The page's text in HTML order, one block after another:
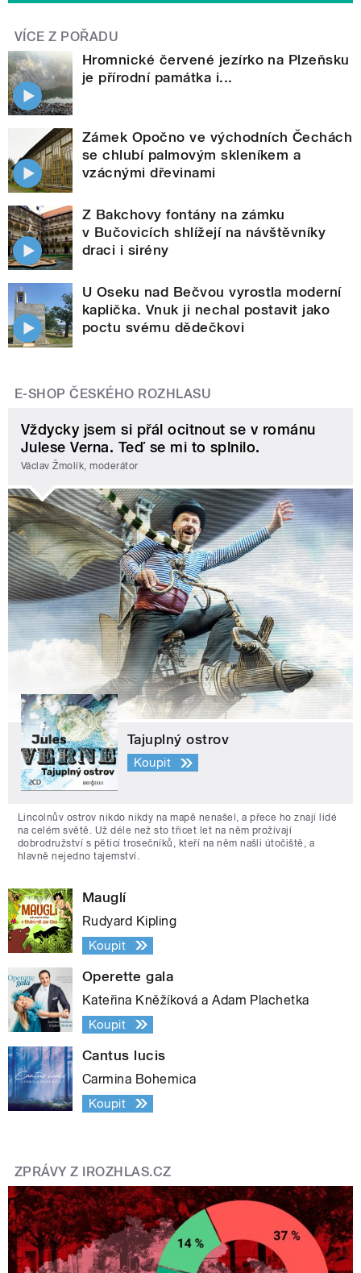
VÍCE Z POŘADU
Hromnické červené jezírko na Plzeňsku
je přírodní památka i...
Zámek Opočno ve východních Čechách
se chlubí palmovým skleníkem a
vzácnými dřevinami
Z Bakchovy fontány na zámku
v Bučovicích shlížejí na návštěvníky
draci i sirény
U Oseku nad Bečvou vyrostla moderní
kaplička. Vnuk ji nechal postavit jako
poctu svému dědečkovi
E-SHOP ČESKÉHO ROZHLASU
Vždycky jsem si přál ocitnout se v románu
Julese Verna. Teď se mi to splnilo.
Václav Žmolík, moderátor
Tajuplný ostrov
Koupit
Lincolnův ostrov nikdo nikdy na mapě nenašel, a přece ho znají lidé
na celém světě. Už déle než sto třicet let na něm prožívají
dobrodružství s pěticí trosečníků, kteří na něm našli útočiště, a
hlavně nejedno tajemství.
Mauglí
Rudyard Kipling
Koupit
Operette gala
Kateřina Kněžíková a Adam Plachetka
Koupit
Cantus lucis
Carmina Bohemica
Koupit
ZPRÁVY Z IROZHLAS.CZ